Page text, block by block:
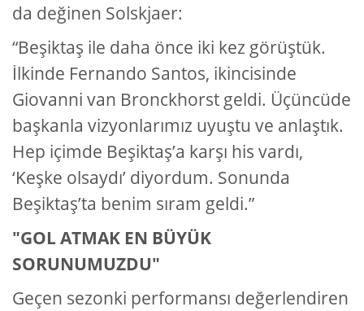
da değinen Solskjaer:
“Beşiktaş ile daha önce iki kez görüştük.
İlkinde Fernando Santos, ikincisinde
Giovanni van Bronckhorst geldi. Üçüncüde
başkanla vizyonlarımız uyuştu ve anlaştık.
Hep içimde Beşiktaş’a karşı his vardı,
‘Keşke olsaydı’ diyordum. Sonunda
Beşiktaş’ta benim sıram geldi.”
"GOL ATMAK EN BÜYÜK
SORUNUMUZDU"
Geçen sezonki performansı değerlendiren